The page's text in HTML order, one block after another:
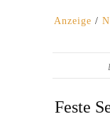
Anzeige /
Feste